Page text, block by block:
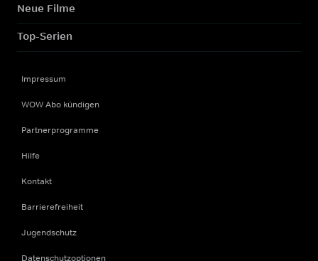
Neue Filme
Top-Serien
Impressum
WOW Abo kündigen
Partnerprogramme
Hilfe
Kontakt
Barrierefreiheit
Jugendschutz
Datenschutzoptionen